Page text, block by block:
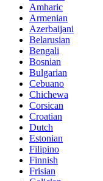
Amharic
Armenian
Azerbaijani
Belarusian
Bengali
Bosnian
Bulgarian
Cebuano
Chichewa
Corsican
Croatian
Dutch
Estonian
Filipino
Finnish
Frisian